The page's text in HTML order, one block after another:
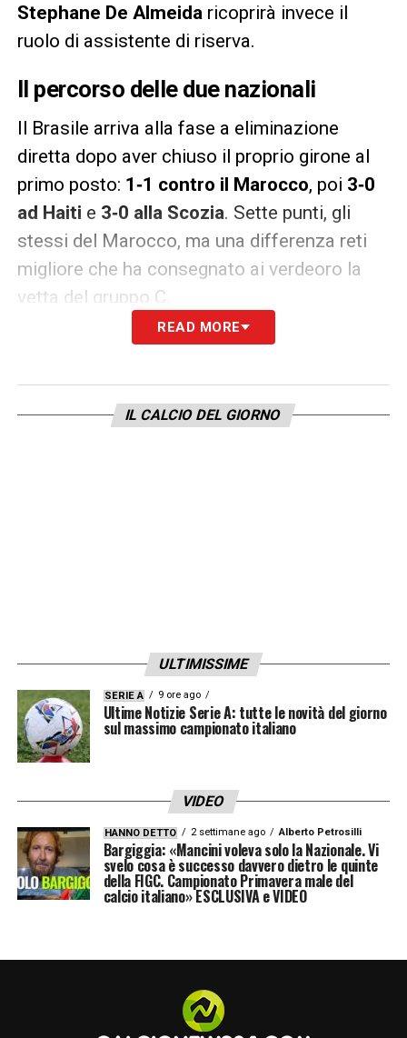
Stephane De Almeida ricoprirà invece il
ruolo di assistente di riserva.
Il percorso delle due nazionali
Il Brasile arriva alla fase a eliminazione
diretta dopo aver chiuso il proprio girone al
primo posto: 1‑1 contro il Marocco, poi 3‑0
ad Haiti e 3‑0 alla Scozia. Sette punti, gli
stessi del Marocco, ma una differenza reti
migliore che ha consegnato ai verdeoro la
vetta del gruppo C.
Cammino diverso per il Giappone, comunque
, alle spalle dell’Olanda. Dopo il
proprio contro gli olandesi all’esordio, la
percorsi differenti ma altrettanto solidi.
LA PLAYLIST DELLE NOSTRE TOP NEWS
READ MORE
IL CALCIO DEL GIORNO
ULTIMISSIME
SERIE A 9 ore ago
Ultime Notizie Serie A: tutte le novità del giorno
sul massimo campionato italiano
VIDEO
HANNO DETTO 2 settimane ago Alberto Petrosilli
Bargiggia: «Mancini voleva solo la Nazionale. Vi
svelo cosa è successo davvero dietro le quinte
della FIGC. Campionato Primavera male del
calcio italiano» ESCLUSIVA e VIDEO